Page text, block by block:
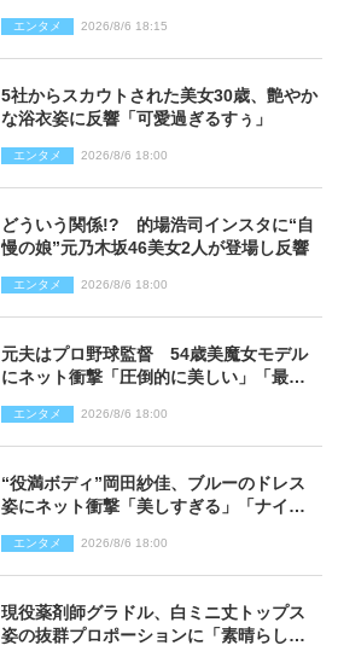
エンタメ 2026/8/6 18:15
5社からスカウトされた美女30歳、艶やか
な浴衣姿に反響「可愛過ぎるすぅ」
エンタメ 2026/8/6 18:00
どういう関係!? 的場浩司インスタに“自
慢の娘”元乃木坂46美女2人が登場し反響
エンタメ 2026/8/6 18:00
元夫はプロ野球監督 54歳美魔女モデル
にネット衝撃「圧倒的に美しい」「最強
エンタメ 2026/8/6 18:00
“役満ボディ”岡田紗佳、ブルーのドレス
姿にネット衝撃「美しすぎる」「ナイ
エンタメ 2026/8/6 18:00
現役薬剤師グラドル、白ミニ丈トップス
姿の抜群プロポーションに「素晴らしす